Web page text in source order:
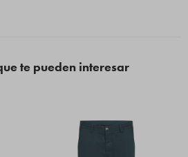
te pueden interesar